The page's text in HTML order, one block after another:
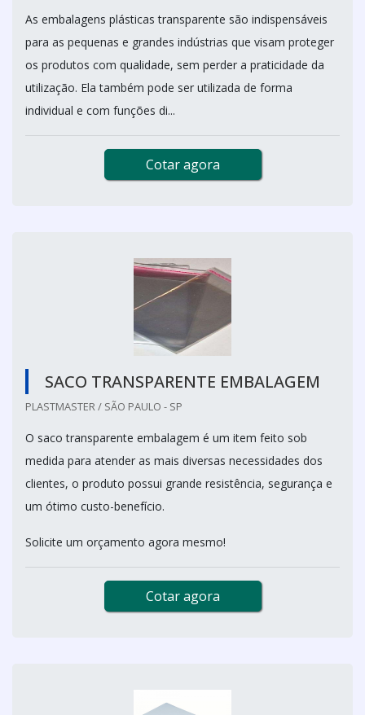
As embalagens plásticas transparente são indispensáveis
para as pequenas e grandes indústrias que visam proteger
os produtos com qualidade, sem perder a praticidade da
utilização. Ela também pode ser utilizada de forma
individual e com funções di...
Cotar agora
SACO TRANSPARENTE EMBALAGEM
PLASTMASTER / SÃO PAULO - SP
O saco transparente embalagem é um item feito sob
medida para atender as mais diversas necessidades dos
clientes, o produto possui grande resistência, segurança e
um ótimo custo-benefício.
Solicite um orçamento agora mesmo!
Cotar agora